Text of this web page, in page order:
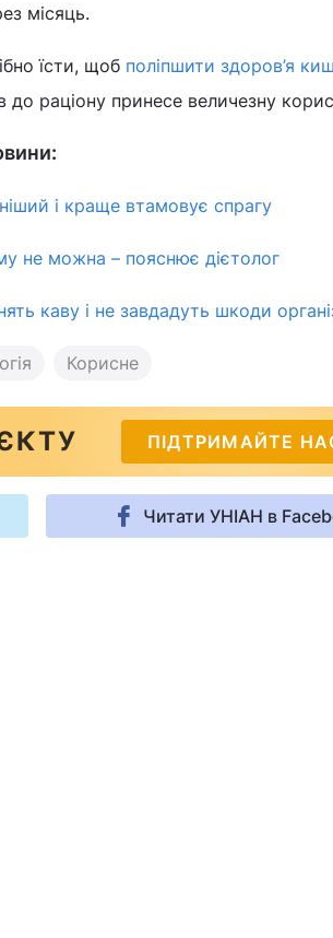
місяць.
їсти, щоб поліпшити здоров’я
раціону принесе величезну
і краще втамовує спрагу
не можна – пояснює дієтолог
каву і не завдадуть шкоди
Корисне
ПІДТРИМАЙТЕ
Читати УНІАН в